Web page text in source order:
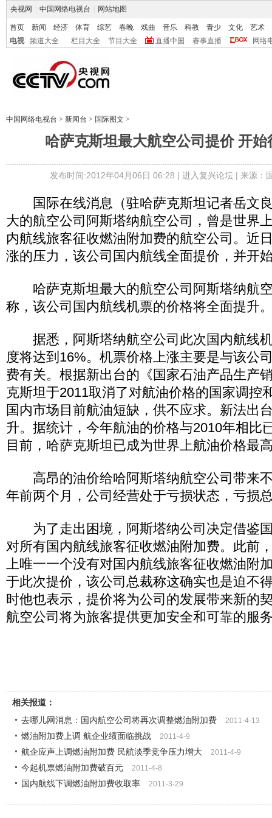
央视网 中国网络电视台 网站地图
首页 新闻 经济 体育 综艺 春晚 戏曲 音乐 科教 青少 文化
艺术
电视
频道大全 栏目大全 节目大全 直播中国 赛事直播 网络
中国网络电视台 > 新闻台 > 国际图文 >
哈萨克斯坦最大航空公司提价 开始
发布时间:2012年04月06日 06:28 | 进入复兴论坛| 来源：
国际在线消息（驻哈萨克斯坦记者岳文
大的航空公司阿斯塔纳航空公司，曾是世界
内航线旅客征收燃油附加费的航空公司。近
涨的压力，该公司国内航线全面提价，并开
哈萨克斯坦最大的航空公司阿斯塔纳航
称，该公司国内航线机票的价格将全面提升
据悉，阿斯塔纳航空公司此次国内航线
度将达到16%。机票价格上涨主要是与该公
费有关。根据新出台的《国家石油产品生产
克斯坦于2011取消了对航油价格的国家调控
国内市场目前航油短缺，供不应求。新法出
升。据统计，今年航油的价格与2010年相比
目前，哈萨克斯坦已成为世界上航油价格最
高昂的油价给哈阿斯塔纳航空公司带来
年前两个月，公司经营处于亏损状态，亏损
为了走出困境，阿斯塔纳公司决定借鉴
对所有国内航线旅客征收燃油附加费。此前
上唯一一个没有对国内航线旅客征收燃油附
于此次提价，该公司总裁称这确实也是迫不
时他也表示，提价将为公司的发展带来新的
航空公司将为旅客提供更加安全和可靠的服
相关报道：
去哪儿网消息：国内航空公司将再次调整燃油附加费
2011-4-13
燃油附加费上调 航企业绩面临挑战 2011-4-9
航企应声上调燃油附加费 民航淡季竞争压力增大 2011-4-9
今起机票燃油附加费破百元 2011-4-8
国内航线下调燃油附加费收取率 2011-3-29